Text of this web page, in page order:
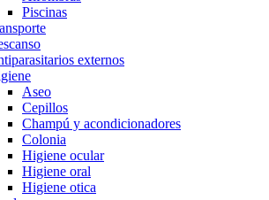
Piscinas
externos
Aseo
Cepillos
Champú y acondicionadores
Colonia
Higiene ocular
Higiene oral
Higiene otica